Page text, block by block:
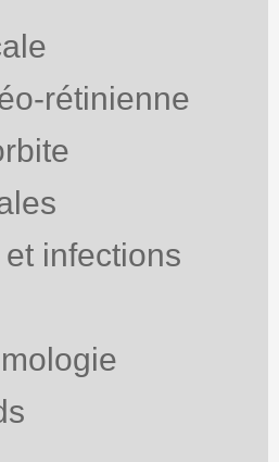
rétinienne
infections